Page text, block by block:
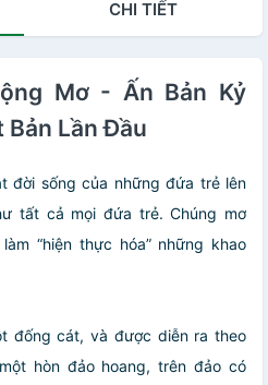
CHI TIẾT
Mơ - Ấn Bản Kỷ
Bản Lần Đầu
đời sống của những đứa trẻ lên
tất cả mọi đứa trẻ. Chúng mơ
“hiện thực hóa” những khao
đống cát, và được diễn ra theo
hòn đảo hoang, trên đảo có